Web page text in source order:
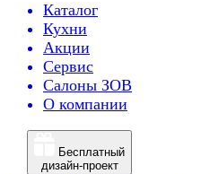
Каталог
Кухни
Акции
Сервис
Салоны ЗОВ
О компании
Бесплатный
дизайн-проект